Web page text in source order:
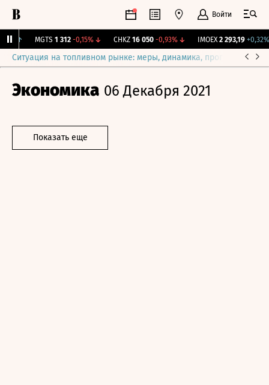
Войти
MGTS 1 312 -0,15%↓ CHKZ 16 050 -0,93%↓ IMOEX 2 293,19 +0,32%
Ситуация на топливном рынке: меры, динамика, прогнозы
Экономика 06 Декабря 2021
Показать еще